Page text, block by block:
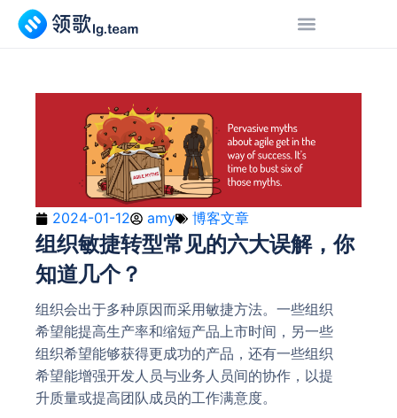
2024-01-12 amy 博客文章
组织敏捷转型常见的六大误解，你
知道几个？
组织会出于多种原因而采用敏捷方法。一些组织
希望能提高生产率和缩短产品上市时间，另一些
组织希望能够获得更成功的产品，还有一些组织
希望能增强开发人员与业务人员间的协作，以提
升质量或提高团队成员的工作满意度。